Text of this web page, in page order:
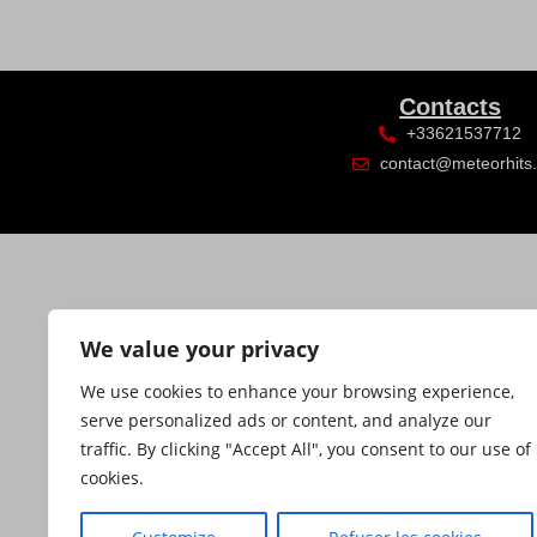
We value your privacy
We use cookies to enhance your browsing experience,
serve personalized ads or content, and analyze our
traffic. By clicking "Accept All", you consent to our use of
cookies.
Contacts
+33621537712